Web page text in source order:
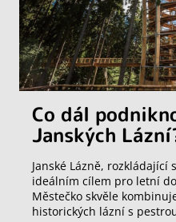
Co dál
Janských
Janské Lázně,
ideálním cílem pro letní
Městečko skvěle
historických lázní s